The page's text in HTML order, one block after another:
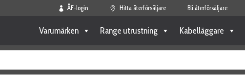
ÅF-login Hitta återförsäljare Bli återförsäljare
Varumärken Range utrustning Kabelläggare